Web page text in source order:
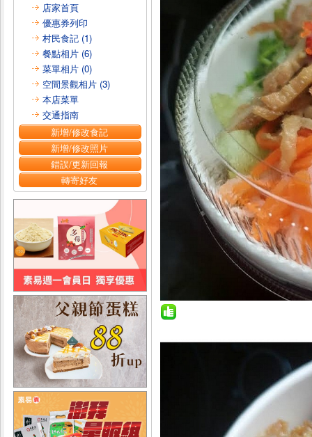
店家首頁
優惠券列印
村民食記 (1)
餐點相片 (6)
菜單相片 (0)
空間景觀相片 (3)
本店菜單
交通指南
新增/修改食記
新增/修改照片
錯誤/更新回報
轉寄好友